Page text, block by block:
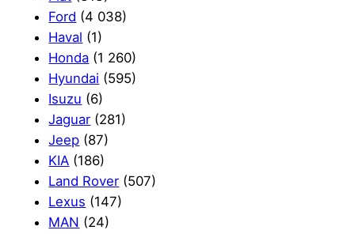
Ford (4 038)
Haval (1)
Honda (1 260)
Hyundai (595)
Isuzu (6)
Jaguar (281)
Jeep (87)
KIA (186)
Land Rover (507)
Lexus (147)
MAN (24)